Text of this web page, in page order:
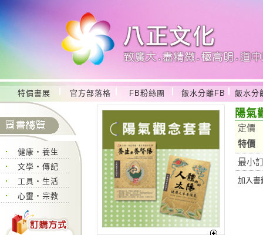
特價書展 官方部落格 FB粉絲團 飯水分離FB 飯水分
健康‧養生
文學‧傳記
工具‧生活
心靈‧宗教
陽氣
定價
特價
最小
加入書